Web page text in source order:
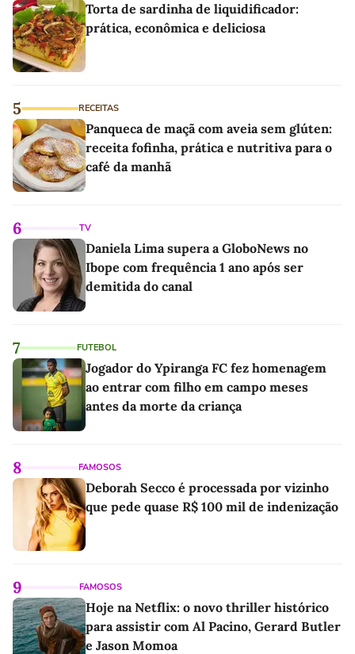
Torta de sardinha de liquidificador:
prática, econômica e deliciosa
5 RECEITAS
Panqueca de maçã com aveia sem glúten:
receita fofinha, prática e nutritiva para o
café da manhã
6 TV
Daniela Lima supera a GloboNews no
Ibope com frequência 1 ano após ser
demitida do canal
7 FUTEBOL
Jogador do Ypiranga FC fez homenagem
ao entrar com filho em campo meses
antes da morte da criança
8 FAMOSOS
Deborah Secco é processada por vizinho
que pede quase R$ 100 mil de indenização
9 FAMOSOS
Hoje na Netflix: o novo thriller histórico
para assistir com Al Pacino, Gerard Butler
e Jason Momoa